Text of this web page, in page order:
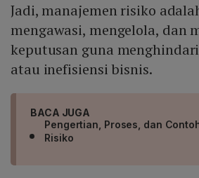
Jadi, manajemen risiko
mengawasi, mengelola, dan
keputusan guna
atau inefisiensi bisnis.
BACA JUGA
Pengertian, Proses, dan
Risiko